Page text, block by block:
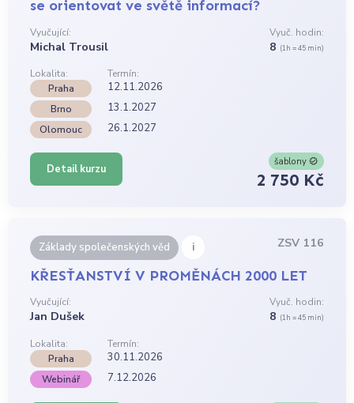
se orientovat ve světě informací?
Vyučující:
Michal Trousil
Vyuč. hodin:
8 (1h = 45 min)
Lokalita:
Termín:
Praha
12.11.2026
Brno 13.1.2027
Olomouc 26.1.2027
Detail kurzu
šablony
2 750 Kč
Základy společenských věd i ZSV 116
KŘESŤANSTVÍ V PROMĚNÁCH 2000 LET
Vyučující:
Jan Dušek
Vyuč. hodin:
8 (1h = 45 min)
Lokalita:
Termín:
Praha
30.11.2026
Webinář 7.12.2026